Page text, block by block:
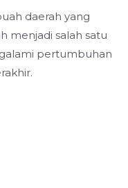
daerah yang
menjadi salah satu
pertumbuhan